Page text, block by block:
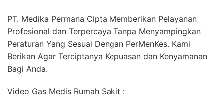
PT. Medika Permana Cipta Memberikan Pelayanan
Profesional dan Terpercaya Tanpa Menyampingkan
Peraturan Yang Sesuai Dengan PerMenKes. Kami
Berikan Agar Terciptanya Kepuasan dan Kenyamanan
Bagi Anda.
Video Gas Medis Rumah Sakit :